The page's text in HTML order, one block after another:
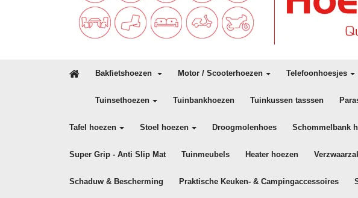
Bakfietshoezen Motor / Scooterhoezen Telefoonhoesjes
Tuinsethoezen Tuinbankhoezen Tuinkussen tasssen
Tafel hoezen Stoel hoezen Droogmolenhoes Schommelbank
Super Grip - Anti Slip Mat Tuinmeubels Heater hoezen
Schaduw & Bescherming Praktische Keuken- & Campingaccessoires